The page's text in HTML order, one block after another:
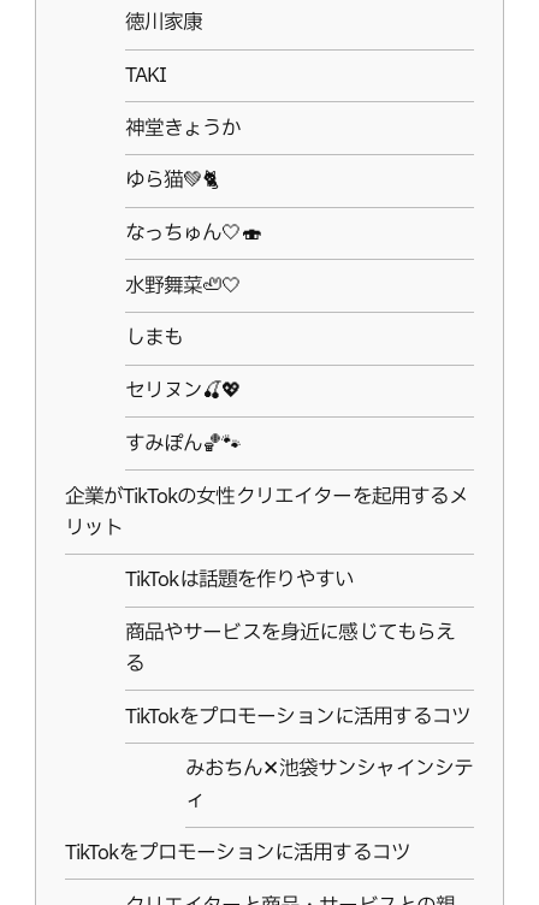
徳川家康
TAKI
神堂きょうか
ゆら猫💚🐈‍
なっちゅん🤍🍣
水野舞菜🦥🤍
しまも
セリヌン🍒💖
すみぽん🏀🐾
企業がTikTokの女性クリエイターを起用するメ
リット
TikTokは話題を作りやすい
商品やサービスを身近に感じてもらえ
る
TikTokをプロモーションに活用するコツ
みおちん✕池袋サンシャインシテ
ィ
TikTokをプロモーションに活用するコツ